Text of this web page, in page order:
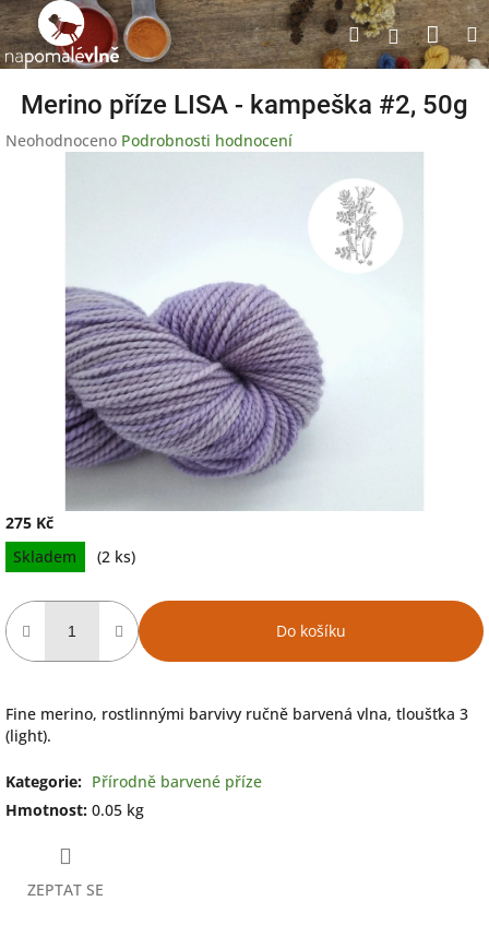
Přejít
na
obsah
Hledat
Merino příze LISA - kampeška #2, 50g
Průměrné
hvězdiček.
Neohodnoceno Podrobnosti hodnocení
275 Kč
Měrná
cena:
Skladem (2 ks)
Do košíku
Fine merino, rostlinnými barvivy ručně barvená vlna, tloušťka 3
(light).
Kategorie: Přírodně barvené příze
Hmotnost: 0.05 kg
ZEPTAT SE